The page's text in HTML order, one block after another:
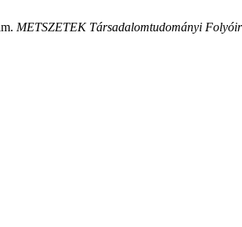
METSZETEK Társadalomtudományi